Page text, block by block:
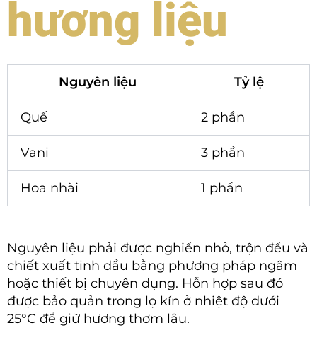
hương liệu
Nguyên liệu Tỷ lệ
Quế 2 phần
Vani 3 phần
Hoa nhài 1 phần
Nguyên liệu phải được nghiền nhỏ, trộn đều và
chiết xuất tinh dầu bằng phương pháp ngâm
hoặc thiết bị chuyên dụng. Hỗn hợp sau đó
được bảo quản trong lọ kín ở nhiệt độ dưới
25°C để giữ hương thơm lâu.